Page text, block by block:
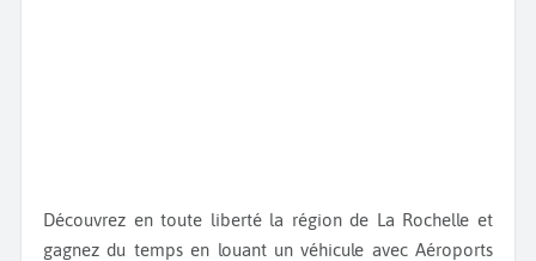
Découvrez en toute liberté la région de La Rochelle et
gagnez du temps en louant un véhicule avec Aéroports